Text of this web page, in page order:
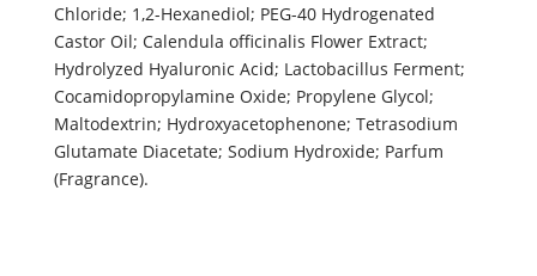
Chloride; 1,2-Hexanediol; PEG-40 Hydrogenated
Castor Oil; Calendula officinalis Flower Extract;
Hydrolyzed Hyaluronic Acid; Lactobacillus Ferment;
Cocamidopropylamine Oxide; Propylene Glycol;
Maltodextrin; Hydroxyacetophenone; Tetrasodium
Glutamate Diacetate; Sodium Hydroxide; Parfum
(Fragrance).